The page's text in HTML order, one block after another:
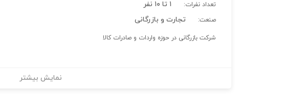
تعداد نفرات: ۱ تا ۱۰ نفر
صنعت: تجارت و بازرگانی
شرکت بازرگانی در حوزه واردات و صادرات کالا
نمایش بیشتر